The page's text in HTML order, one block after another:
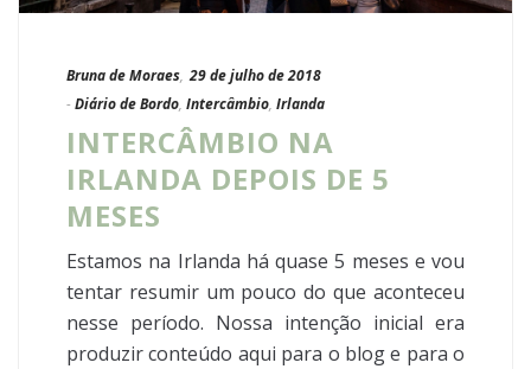
Bruna de Moraes, 29 de julho de 2018
- Diário de Bordo, Intercâmbio, Irlanda
INTERCÂMBIO NA
IRLANDA DEPOIS DE 5
MESES
Estamos na Irlanda há quase 5 meses e vou
tentar resumir um pouco do que aconteceu
nesse período. Nossa intenção inicial era
produzir conteúdo aqui para o blog e para o